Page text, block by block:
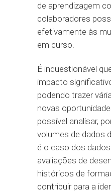
de aprendizagem
colaboradores
efetivamente às
em curso.
É inquestionável
impacto
podendo trazer
novas
possível analisar,
volumes de dados
é o caso dos
avaliações de
históricos de
contribuir para a